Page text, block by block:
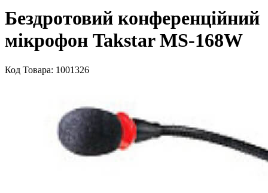
Бездротовий конференційний
мікрофон Takstar MS-168W
Код Товара: 1001326